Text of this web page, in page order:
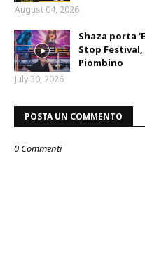
August 04, 2026
Shaza porta
Stop
Piombino
July 30, 2026
POSTA UN COMMENTO
0 Commenti